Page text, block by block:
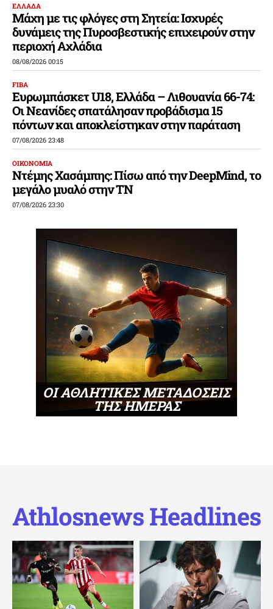
ΕΛΛΑΔΑ
Μάχη με τις φλόγες στη Σητεία: Ισχυρές
δυνάμεις της Πυροσβεστικής επιχειρούν στην
περιοχή Αχλάδια
08/08/2026 00:15
FIBA
Ευρωμπάσκετ U18, Ελλάδα – Λιθουανία 66-74:
Οι Νεανίδες σπατάλησαν προβάδισμα 15
πόντων και αποκλείστηκαν στην παράταση
07/08/2026 23:48
ΟΙΚΟΝΟΜΙΑ
Ντέμης Χασάμπης: Πίσω από την DeepMind, το
μεγάλο μυαλό στην ΤΝ
07/08/2026 23:30
ΟΙ ΑΘΛΗΤΙΚΕΣ ΜΕΤΑΔΟΣΕΙΣ
ΤΗΣ ΗΜΕΡΑΣ
Athlosnews Headlines